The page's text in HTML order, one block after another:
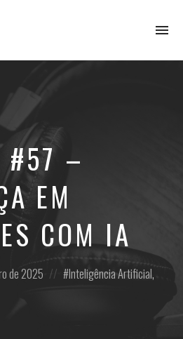
#57 –
EM
COM IA
de 2025
Posted
Inteligência Artificial,